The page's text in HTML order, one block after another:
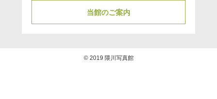
当館のご案内
© 2019 隈川写真館